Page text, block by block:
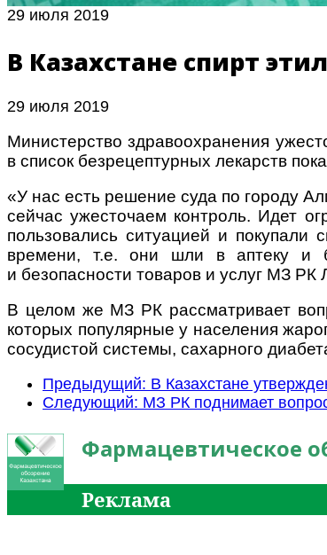
29 июля 2019
В Казахстане спирт
29 июля 2019
Министерство здравоохранения
в список безрецептурных лекарств
«У нас есть решение суда по городу
сейчас ужесточаем контроль. Идет
пользовались ситуацией и покупали
времени, т.е. они шли в аптеку и
и безопасности товаров и услуг МЗ
В целом же МЗ РК рассматривает
которых популярные у населения
сосудистой системы, сахарного
Предыдущий: В Казахстане
Следующий: МЗ РК поднимает
Фармацевтическое
Реклама